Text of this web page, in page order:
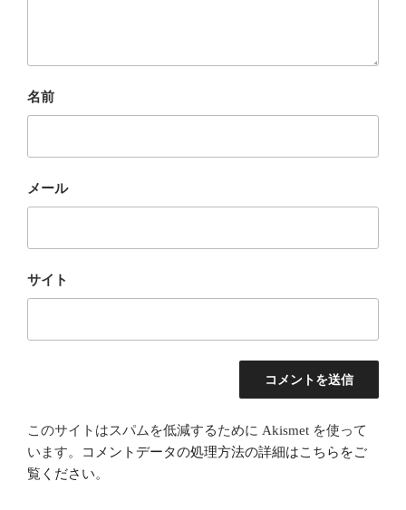
名前
メール
サイト
このサイトはスパムを低減するために Akismet を使って
います。
コメントデータの処理方法の詳細はこちらをご
覧ください。